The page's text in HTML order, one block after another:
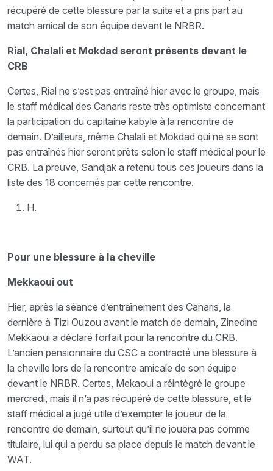
récupéré de cette blessure par la suite et a pris part au
match amical de son équipe devant le NRBR.
Rial, Chalali et Mokdad seront présents devant le
CRB
Certes, Rial ne s’est pas entraîné hier avec le groupe, mais
le staff médical des Canaris reste très optimiste concernant
la participation du capitaine kabyle à la rencontre de
demain. D’ailleurs, même Chalali et Mokdad qui ne se sont
pas entraînés hier seront prêts selon le staff médical pour le
CRB. La preuve, Sandjak a retenu tous ces joueurs dans la
liste des 18 concernés par cette rencontre.
H.
Pour une blessure à la cheville
Mekkaoui out
Hier, après la séance d’entraînement des Canaris, la
dernière à Tizi Ouzou avant le match de demain, Zinedine
Mekkaoui a déclaré forfait pour la rencontre du CRB.
L’ancien pensionnaire du CSC a contracté une blessure à
la cheville lors de la rencontre amicale de son équipe
devant le NRBR. Certes, Mekaoui a réintégré le groupe
mercredi, mais il n’a pas récupéré de cette blessure, et le
staff médical a jugé utile d’exempter le joueur de la
rencontre de demain, surtout qu’il ne jouera pas comme
titulaire, lui qui a perdu sa place depuis le match devant le
WAT.